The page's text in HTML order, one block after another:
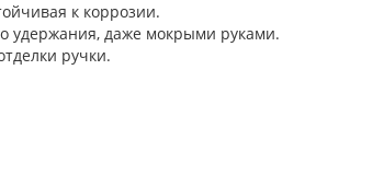
к коррозии.
удержания, даже мокрыми руками.
ручки.